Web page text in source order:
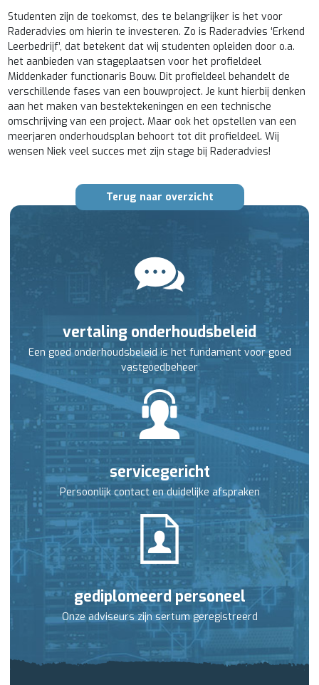
Studenten zijn de toekomst, des te belangrijker is het voor
Raderadvies om hierin te investeren. Zo is Raderadvies ‘Erkend
Leerbedrijf’, dat betekent dat wij studenten opleiden door o.a.
het aanbieden van stageplaatsen voor het profieldeel
Middenkader functionaris Bouw. Dit profieldeel behandelt de
verschillende fases van een bouwproject. Je kunt hierbij denken
aan het maken van bestektekeningen en een technische
omschrijving van een project. Maar ook het opstellen van een
meerjaren onderhoudsplan behoort tot dit profieldeel. Wij
wensen Niek veel succes met zijn stage bij Raderadvies!
Terug naar overzicht
vertaling onderhoudsbeleid
Een goed onderhoudsbeleid is het fundament voor goed
vastgoedbeheer
servicegericht
Persoonlijk contact en duidelijke afspraken
gediplomeerd personeel
Onze adviseurs zijn sertum geregistreerd